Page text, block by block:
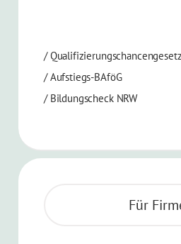
/ Qualifizierungschancengesetz
/ Aufstiegs-BAföG
/ Bildungscheck NRW
Für